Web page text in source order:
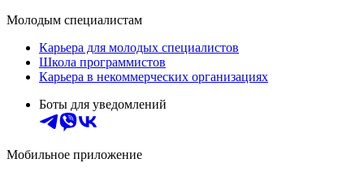
Молодым специалистам
Карьера для молодых специалистов
Школа программистов
Карьера в некоммерческих организациях
Боты для уведомлений
Мобильное приложение